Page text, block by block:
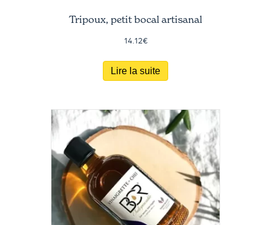
Tripoux, petit bocal artisanal
14.12€
Lire la suite